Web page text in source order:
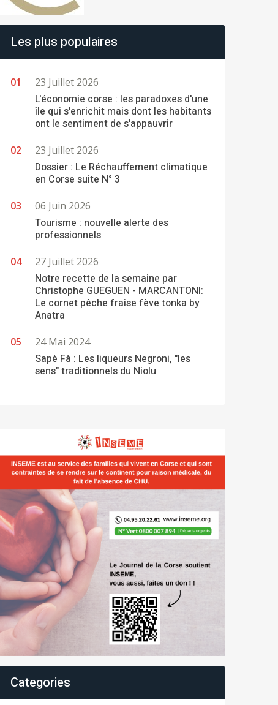
Les plus populaires
23 Juillet 2026
L'économie corse : les paradoxes d'une
île qui s'enrichit mais dont les habitants
ont le sentiment de s'appauvrir
23 Juillet 2026
Dossier : Le Réchauffement climatique
en Corse suite N° 3
06 Juin 2026
Tourisme : nouvelle alerte des
professionnels
27 Juillet 2026
Notre recette de la semaine par
Christophe GUEGUEN - MARCANTONI:
Le cornet pêche fraise fève tonka by
Anatra
24 Mai 2024
Sapè Fà : Les liqueurs Negroni, "les
sens" traditionnels du Niolu
Categories